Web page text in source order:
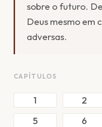
sobre o futuro.
Deus mesmo em
adversas.
CAPÍTULOS
1 2
5
6